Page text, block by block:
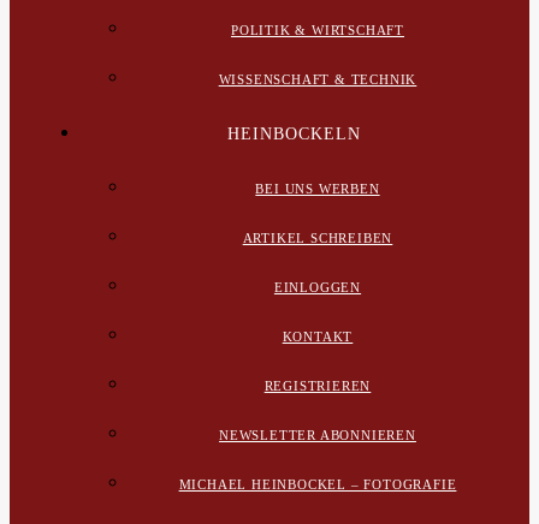
POLITIK & WIRTSCHAFT
WISSENSCHAFT & TECHNIK
HEINBOCKELN
BEI UNS WERBEN
ARTIKEL SCHREIBEN
EINLOGGEN
KONTAKT
REGISTRIEREN
NEWSLETTER ABONNIEREN
MICHAEL HEINBOCKEL – FOTOGRAFIE